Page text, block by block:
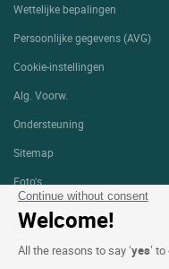
Continue without consent
Welcome!
All the reasons to say ‘yes’
Wettelijke bepalingen
Persoonlijke gegevens (AVG)
Cookie-instellingen
Alg. Voorw.
Ondersteuning
Sitemap
Foto's
VOLG